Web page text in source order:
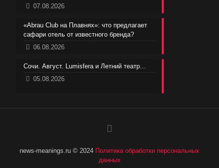
07.08.2026
«Abrau Club на Плавнях»: что предлагает
сафари отель от известного бренда?
06.08.2026
Сочи. Август. Lumisfera и Летний театр…
05.08.2026
news-meanings.ru © 2024 Политика обработки персональных
данных